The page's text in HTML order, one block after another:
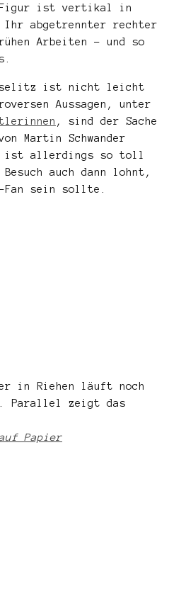
Figur ist vertikal in
abgetrennter rechter
Arbeiten – und so
ist nicht leicht
Aussagen, unter
, sind der Sache
Martin Schwander
ist allerdings so toll
auch dann lohnt,
Fan sein sollte.
in Riehen läuft noch
Parallel zeigt das
Papier